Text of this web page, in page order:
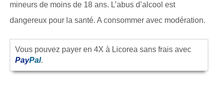
mineurs de moins de 18 ans. L’abus d’alcool est
dangereux pour la santé. A consommer avec modération.
Vous pouvez payer en 4X à Licorea sans frais avec
PayPal.